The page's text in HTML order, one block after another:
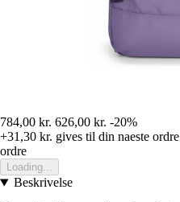
784,00 kr. 626,00 kr. -20%
+31,30 kr. gives til din naeste ordre
ordre
Loading...
Beskrivelse